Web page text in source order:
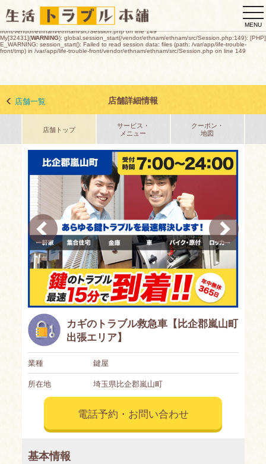
E_WARNING: session_start(): open(/var/app/life-trouble-
front/tmp/
O_RDWR) failed: デバイスに空き領域がありません (28) in /var/app/life-trouble-
front/vendor/ethnam/ethnam/src/Session.php on line 149
My[32431](WARNING): global.session_start(/vendor/ethnam/ethnam/src/Session.php:149): [PHP]
E_WARNING: session_start(): Failed to read session data: files (path: /var/app/life-trouble-
front/tmp) in /var/app/life-trouble-front/vendor/ethnam/ethnam/src/Session.php on line 149
MENU
店舗詳細情報
店舗一覧
店舗トップ
サービス・
メニュー
クーポン・
地図
カギのトラブル救急車【比企郡嵐山町
出張エリア】
業種
鍵屋
所在地
埼玉県比企郡嵐山町
電話予約・お問い合わせ
基本情報